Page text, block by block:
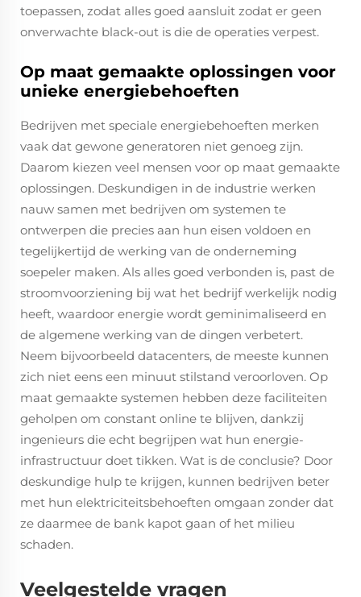
toepassen, zodat alles goed aansluit zodat er geen
onverwachte black-out is die de operaties verpest.
Op maat gemaakte oplossingen voor
unieke energiebehoeften
Bedrijven met speciale energiebehoeften merken
vaak dat gewone generatoren niet genoeg zijn.
Daarom kiezen veel mensen voor op maat gemaakte
oplossingen. Deskundigen in de industrie werken
nauw samen met bedrijven om systemen te
ontwerpen die precies aan hun eisen voldoen en
tegelijkertijd de werking van de onderneming
soepeler maken. Als alles goed verbonden is, past de
stroomvoorziening bij wat het bedrijf werkelijk nodig
heeft, waardoor energie wordt geminimaliseerd en
de algemene werking van de dingen verbetert.
Neem bijvoorbeeld datacenters, de meeste kunnen
zich niet eens een minuut stilstand veroorloven. Op
maat gemaakte systemen hebben deze faciliteiten
geholpen om constant online te blijven, dankzij
ingenieurs die echt begrijpen wat hun energie-
infrastructuur doet tikken. Wat is de conclusie? Door
deskundige hulp te krijgen, kunnen bedrijven beter
met hun elektriciteitsbehoeften omgaan zonder dat
ze daarmee de bank kapot gaan of het milieu
schaden.
Veelgestelde vragen